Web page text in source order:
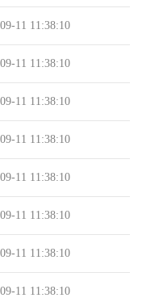
11 11:38:10
11 11:38:10
11 11:38:10
11 11:38:10
11 11:38:10
11 11:38:10
11 11:38:10
11 11:38:10